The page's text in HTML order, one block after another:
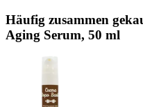
Häufig zusammen
Aging Serum, 50 ml